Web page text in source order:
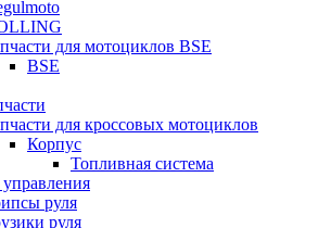
для мотоциклов BSE
BSE
для кроссовых мотоциклов
Корпус
Топливная система
руля
руля